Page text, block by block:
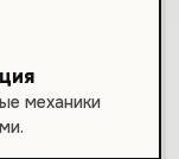
механики